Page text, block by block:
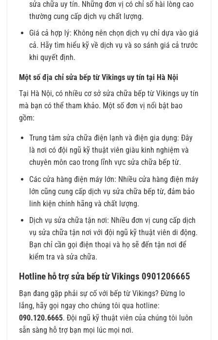
sửa chữa uy tín. Những đơn vị có chỉ số hài lòng cao
thường cung cấp dịch vụ chất lượng.
Giá cả hợp lý: Không nên chọn dịch vụ chỉ dựa vào giá
cả. Hãy tìm hiểu kỹ về dịch vụ và so sánh giá cả trước
khi quyết định.
Một số địa chỉ sửa bếp từ Vikings uy tín tại Hà Nội
Tại Hà Nội, có nhiều cơ sở sửa chữa bếp từ Vikings uy tín
mà bạn có thể tham khảo. Một số đơn vị nổi bật bao
gồm:
Trung tâm sửa chữa điện lạnh và điện gia dụng: Đây
là nơi có đội ngũ kỹ thuật viên giàu kinh nghiệm và
chuyên môn cao trong lĩnh vực sửa chữa bếp từ.
Các cửa hàng điện máy lớn: Nhiều cửa hàng điện máy
lớn cũng cung cấp dịch vụ sửa chữa bếp từ, đảm bảo
linh kiện chính hãng và chất lượng.
Dịch vụ sửa chữa tận nơi: Nhiều đơn vị cung cấp dịch
vụ sửa chữa tận nơi với đội ngũ kỹ thuật viên di động.
Bạn chỉ cần gọi điện thoại và họ sẽ đến tận nơi để
kiểm tra và sửa chữa.
Hotline hỗ trợ sửa bếp từ Vikings 0901206665
Bạn đang gặp phải sự cố với bếp từ Vikings? Đừng lo
lắng, hãy gọi ngay cho chúng tôi qua hotline:
090.120.6665. Đội ngũ kỹ thuật viên của chúng tôi luôn
sẵn sàng hỗ trợ bạn mọi lúc mọi nơi.